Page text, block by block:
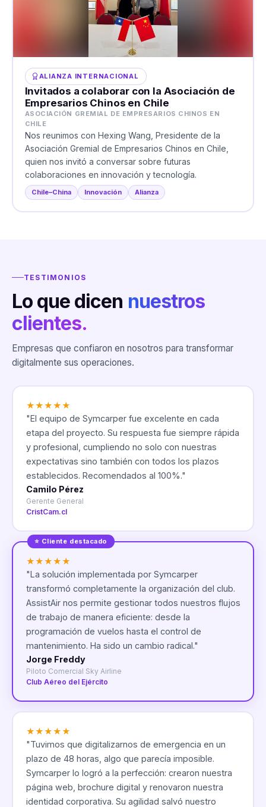
ALIANZA INTERNACIONAL
Invitados a colaborar con la Asociación de
Empresarios Chinos en Chile
ASOCIACIÓN GREMIAL DE EMPRESARIOS CHINOS EN
CHILE
Nos reunimos con Hexing Wang, Presidente de la
Asociación Gremial de Empresarios Chinos en Chile,
quien nos invitó a conversar sobre futuras
colaboraciones en innovación y tecnología.
Chile–China Innovación Alianza
TESTIMONIOS
Lo que dicen nuestros
clientes.
Empresas que confiaron en nosotros para transformar
digitalmente sus operaciones.
★★★★★
"El equipo de Symcarper fue excelente en cada
etapa del proyecto. Su respuesta fue siempre rápida
y profesional, cumpliendo no solo con nuestras
expectativas sino también con todos los plazos
establecidos. Recomendados al 100%."
Camilo Pérez
Gerente General
CristCam.cl
⭐ Cliente destacado
★★★★★
"La solución implementada por Symcarper
transformó completamente la organización del club.
AssistAir nos permite gestionar todos nuestros flujos
de trabajo de manera eficiente: desde la
programación de vuelos hasta el control de
mantenimiento. Ha sido un cambio radical."
Jorge Freddy
Piloto Comercial Sky Airline
Club Aéreo del Ejército
★★★★★
"Tuvimos que digitalizarnos de emergencia en un
plazo de 48 horas, algo que parecía imposible.
Symcarper lo logró a la perfección: crearon nuestra
página web, brochure digital y renovaron nuestra
identidad corporativa. Su agilidad salvó nuestro